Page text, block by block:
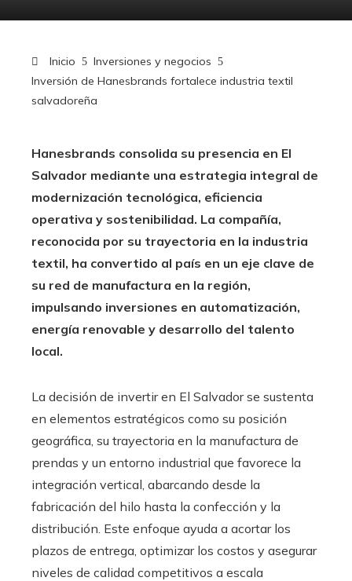
Inicio
Inversiones y negocios
Inversión de Hanesbrands fortalece industria textil
salvadoreña
Hanesbrands consolida su presencia en El
Salvador mediante una estrategia integral de
modernización tecnológica, eficiencia
operativa y sostenibilidad. La compañía,
reconocida por su trayectoria en la industria
textil, ha convertido al país en un eje clave de
su red de manufactura en la región,
impulsando inversiones en automatización,
energía renovable y desarrollo del talento
local.
La decisión de invertir en El Salvador se sustenta
en elementos estratégicos como su posición
geográfica, su trayectoria en la manufactura de
prendas y un entorno industrial que favorece la
integración vertical, abarcando desde la
fabricación del hilo hasta la confección y la
distribución. Este enfoque ayuda a acortar los
plazos de entrega, optimizar los costos y asegurar
niveles de calidad competitivos a escala